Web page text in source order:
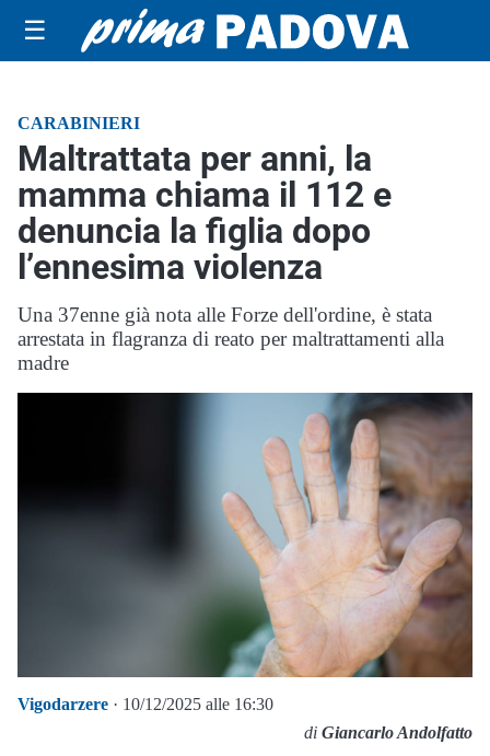
☰
CARABINIERI
Maltrattata per anni, la
mamma chiama il 112 e
denuncia la figlia dopo
l’ennesima violenza
Una 37enne già nota alle Forze dell'ordine, è stata
arrestata in flagranza di reato per maltrattamenti alla
madre
Vigodarzere · 10/12/2025 alle 16:30
di Giancarlo Andolfatto